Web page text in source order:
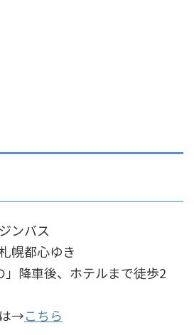
ンバス
幌都心ゆき
」降車後、ホテルまで徒歩2
→こちら